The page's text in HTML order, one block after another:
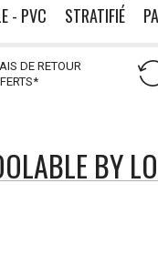
- PVC STRATIFIÉ
DE RETOUR
BY